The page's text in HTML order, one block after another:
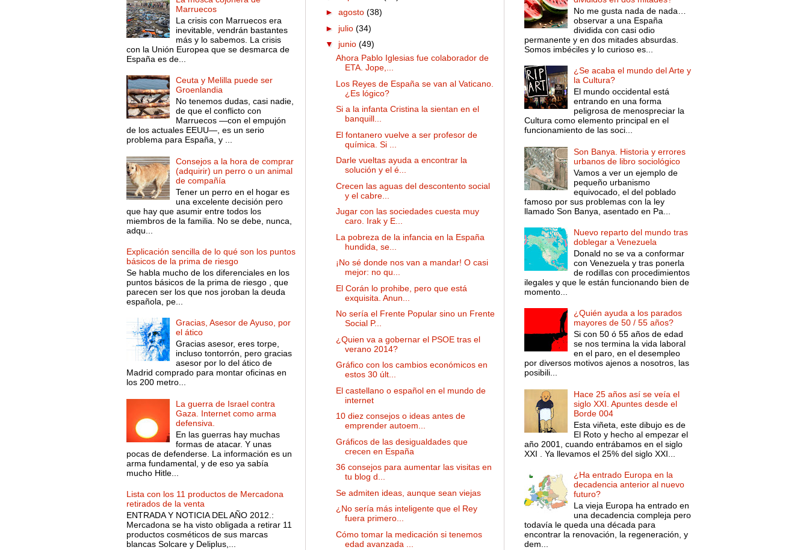
Marruecos
La crisis con Marruecos era
inevitable, vendrán bastantes
más y lo sabemos. La crisis
con la Unión Europea que se desmarca de
España es de...
Ceuta y Melilla puede ser
Groenlandia
No tenemos dudas, casi nadie,
de que el conflicto con
Marruecos —con el empujón
de los actuales EEUU—, es un serio
problema para España, y ...
Consejos a la hora de comprar
(adquirir) un perro o un animal
de compañía
Tener un perro en el hogar es
una excelente decisión pero
que hay que asumir entre todos los
miembros de la familia. No se debe, nunca,
adqu...
Explicación sencilla de lo qué son los puntos
básicos de la prima de riesgo
Se habla mucho de los diferenciales en los
puntos básicos de la prima de riesgo , que
parecen ser los que nos joroban la deuda
española, pe...
Gracias, Asesor de Ayuso, por
el ático
Gracias asesor, eres torpe,
incluso tontorrón, pero gracias
asesor por lo del ático de
Madrid comprado para montar oficinas en
los 200 metro...
La guerra de Israel contra
Gaza. Internet como arma
defensiva.
En las guerras hay muchas
formas de atacar. Y unas
pocas de defenderse. La información es un
arma fundamental, y de eso ya sabía
mucho Hitle...
Lista con los 11 productos de Mercadona
retirados de la venta
ENTRADA Y NOTICIA DEL AÑO 2012.:
Mercadona se ha visto obligada a retirar 11
productos cosméticos de sus marcas
blancas Solcare y Deliplus,...
► agosto (38)
► julio (34)
▼ junio (49)
Ahora Pablo Iglesias fue colaborador de
ETA. Jope,...
Los Reyes de España se van al Vaticano.
¿Es lógico?
Si a la infanta Cristina la sientan en el
banquill...
El fontanero vuelve a ser profesor de
química. Si ...
Darle vueltas ayuda a encontrar la
solución y el é...
Crecen las aguas del descontento social
y el cabre...
Jugar con las sociedades cuesta muy
caro. Irak y E...
La pobreza de la infancia en la España
hundida, se...
¡No sé donde nos van a mandar! O casi
mejor: no qu...
El Corán lo prohibe, pero que está
exquisita. Anun...
No sería el Frente Popular sino un Frente
Social P...
¿Quien va a gobernar el PSOE tras el
verano 2014?
Gráfico con los cambios económicos en
estos 30 últ...
El castellano o español en el mundo de
internet
10 diez consejos o ideas antes de
emprender autoem...
Gráficos de las desigualdades que
crecen en España
36 consejos para aumentar las visitas en
tu blog d...
Se admiten ideas, aunque sean viejas
¿No sería más inteligente que el Rey
fuera primero...
Cómo tomar la medicación si tenemos
edad avanzada ...
No me gusta nada de nada…
observar a una España
dividida con casi odio
permanente y en dos mitades absurdas.
Somos imbéciles y lo curioso es...
¿Se acaba el mundo del Arte y
la Cultura?
El mundo occidental está
entrando en una forma
peligrosa de menospreciar la
Cultura como elemento principal en el
funcionamiento de las soci...
Son Banya. Historia y errores
urbanos de libro sociológico
Vamos a ver un ejemplo de
pequeño urbanismo
equivocado, el del poblado
famoso por sus problemas con la ley
llamado Son Banya, asentado en Pa...
Nuevo reparto del mundo tras
doblegar a Venezuela
Donald no se va a conformar
con Venezuela y tras ponerla
de rodillas con procedimientos
ilegales y que le están funcionando bien de
momento...
¿Quién ayuda a los parados
mayores de 50 / 55 años?
Si con 50 ó 55 años de edad
se nos termina la vida laboral
en el paro, en el desempleo
por diversos motivos ajenos a nosotros, las
posibili...
Hace 25 años así se veía el
siglo XXI. Apuntes desde el
Borde 004
Esta viñeta, este dibujo es de
El Roto y hecho al empezar el
año 2001, cuando entrábamos en el siglo
XXI . Ya llevamos el 25% del siglo XXI...
¿Ha entrado Europa en la
decadencia anterior al nuevo
futuro?
La vieja Europa ha entrado en
una decadencia compleja pero
todavía le queda una década para
encontrar la renovación, la regeneración, y
dem...